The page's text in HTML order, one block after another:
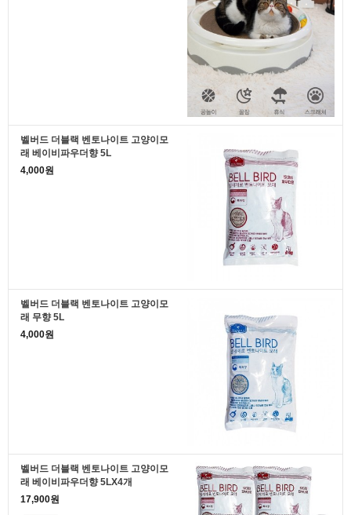
벨버드 더블랙 벤토나이트 고양이모
래 베이비파우더향 5L
4,000원
벨버드 더블랙 벤토나이트 고양이모
래 무향 5L
4,000원
벨버드 더블랙 벤토나이트 고양이모
래 베이비파우더향 5LX4개
17,900원